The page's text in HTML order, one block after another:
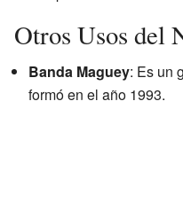
Otros Usos del
Banda Maguey: Es un
formó en el año 1993.